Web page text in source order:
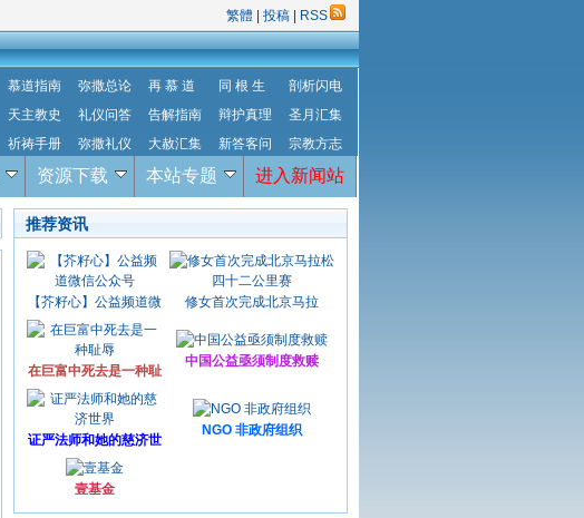
繁體 投稿 RSS
慕道指南 弥撒总论 再 慕 道 同 根 生
剖析闪电
天主教史 礼仪问答 告解指南 辩护真理
圣月汇集
祈祷手册 弥撒礼仪 大赦汇集 新答客问 宗教方志
资源下载 本站专题 进入新闻站
推荐资讯
【芥籽心】公益频道微 修女首次完成北京马拉
在巨富中死去是一种耻
中国公益亟须制度救赎
证严法师和她的慈济世
NGO 非政府组织
壹基金